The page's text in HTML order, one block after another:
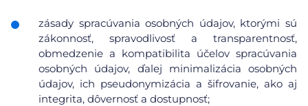
zásady spracúvania osobných údajov, ktorými sú
zákonnosť, spravodlivosť a transparentnosť,
obmedzenie a kompatibilita účelov spracúvania
osobných údajov, ďalej minimalizácia osobných
údajov, ich pseudonymizácia a šifrovanie, ako aj
integrita, dôvernosť a dostupnosť;